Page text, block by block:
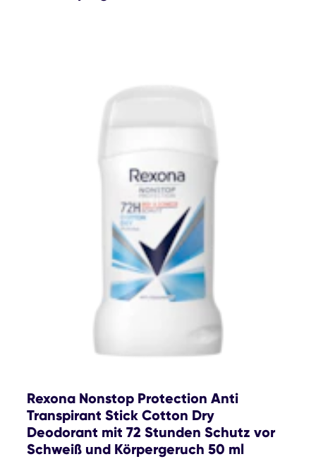
Rexona Nonstop Protection Anti
Transpirant Stick Cotton Dry
Deodorant mit 72 Stunden Schutz vor
Schweiß und Körpergeruch 50 ml